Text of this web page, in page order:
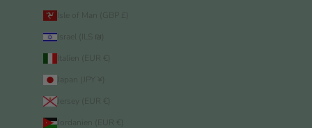
Isle of Man (GBP £)
Israel (ILS ₪)
Italien (EUR €)
Japan (JPY ¥)
Jersey (EUR €)
Jordanien (EUR €)